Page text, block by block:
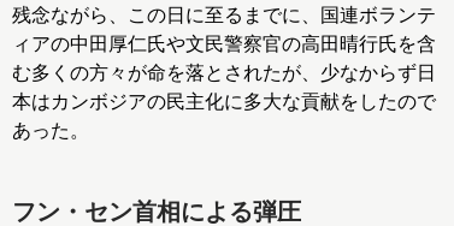
残念ながら、この日に至るまでに、国連ボランテ
ィアの中田厚仁氏や文民警察官の高田晴行氏を含
む多くの方々が命を落とされたが、少なからず日
本はカンボジアの民主化に多大な貢献をしたので
あった。
フン・セン首相による弾圧